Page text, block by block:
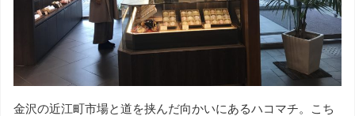
金沢の近江町市場と道を挟んだ向かいにあるハコマチ。こち